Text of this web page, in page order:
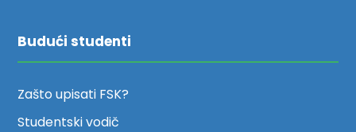
Budući studenti
Zašto upisati FSK?
Studentski vodič